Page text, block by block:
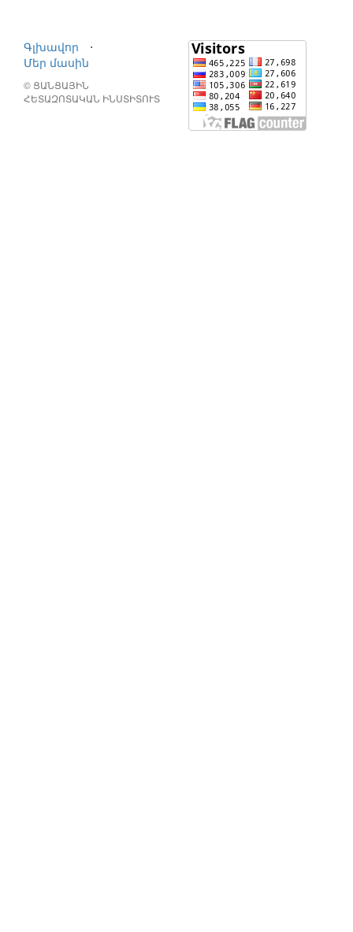
Գլխավոր
⋅
Մեր մասին
© ՑԱՆՑԱՅԻՆ
ՀԵՏԱԶՈՏԱԿԱՆ ԻՆՍՏԻՏՈՒՏ